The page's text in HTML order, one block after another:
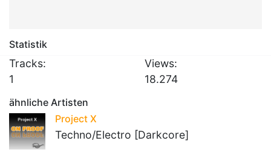
Statistik
Tracks:
1
Views:
18.274
ähnliche Artisten
Project X
Techno/Electro [Darkcore]